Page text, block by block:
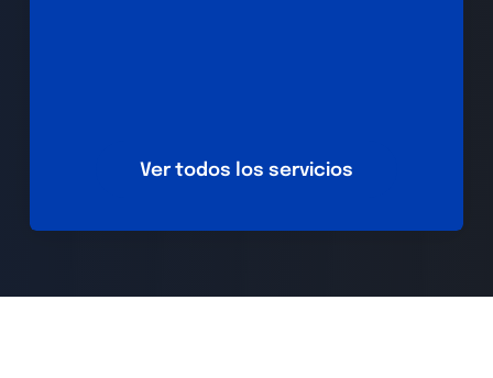
Ver todos los servicios